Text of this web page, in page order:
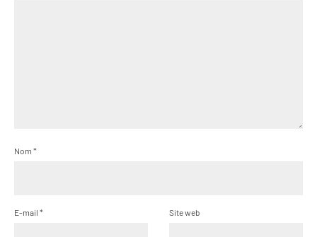
Nom *
E-mail * Site web